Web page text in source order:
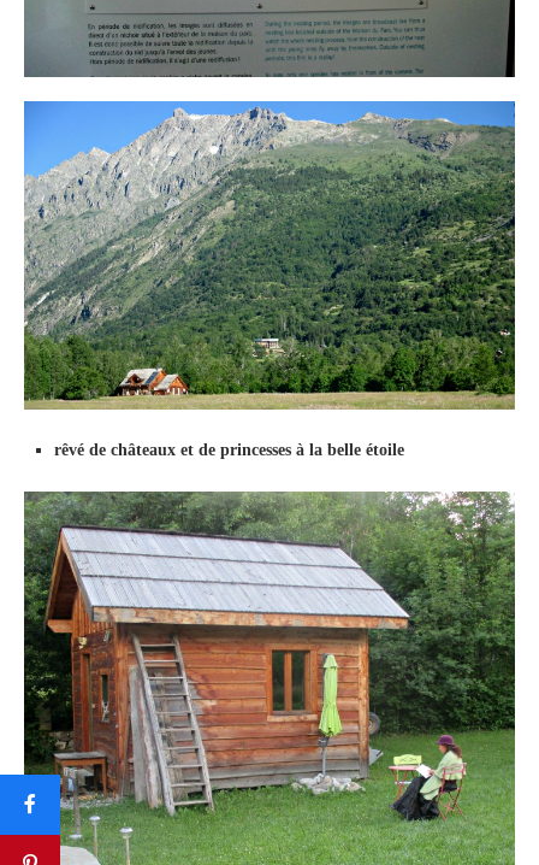
rêvé de châteaux et de princesses à la belle étoile